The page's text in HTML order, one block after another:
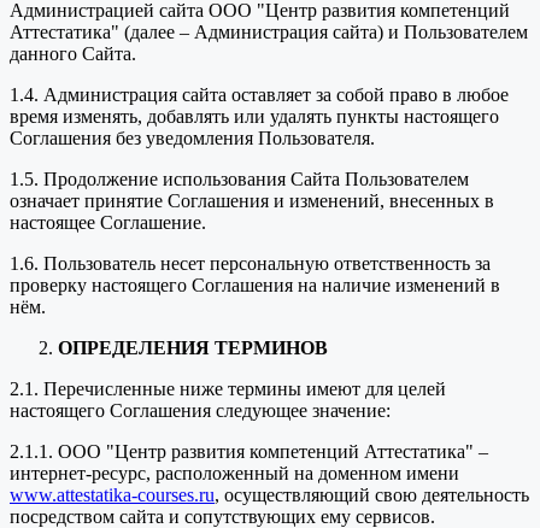
Администрацией сайта ООО "Центр развития компетенций
Аттестатика" (далее – Администрация сайта) и Пользователем
данного Сайта.
1.4. Администрация сайта оставляет за собой право в любое
время изменять, добавлять или удалять пункты настоящего
Соглашения без уведомления Пользователя.
1.5. Продолжение использования Сайта Пользователем
означает принятие Соглашения и изменений, внесенных в
настоящее Соглашение.
1.6. Пользователь несет персональную ответственность за
проверку настоящего Соглашения на наличие изменений в
нём.
ОПРЕДЕЛЕНИЯ ТЕРМИНОВ
2.1. Перечисленные ниже термины имеют для целей
настоящего Соглашения следующее значение:
2.1.1. ООО "Центр развития компетенций Аттестатика" –
интернет-ресурс, расположенный на доменном имени
www.attestatika-courses.ru, осуществляющий свою деятельность
посредством сайта и сопутствующих ему сервисов.